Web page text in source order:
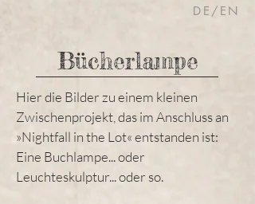
DE/EN
Bücherlampe
Hier die Bilder zu einem kleinen
Zwischenprojekt, das im Anschluss an
»Nightfall in the Lot« entstanden ist:
Eine Buchlampe... oder
Leuchteskulptur... oder so.